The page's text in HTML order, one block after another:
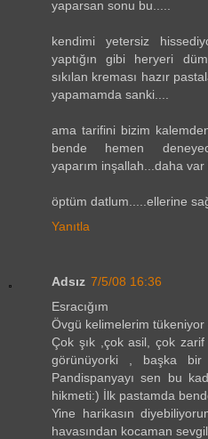
yaparsan sonu bu.....
kendimi yetersiz
yaptığın gibi heryeri
sıkılan kreması hazır
yapamamda sanki....
ama tarifini bizim
bende hemen
yaparım inşallah...daha var
öptüm datlum.....ellerine
Yanıtla
Adsız 7/5/08 16:36
Esracığım
Övgü kelimelerim tükeniyor
Çok şık ,çok asil, çok
görünüyorki , başka bir
Pandispanyayı sen bu
hikmeti:) İlk pastamda
Yine harikasın
havasından kocaman